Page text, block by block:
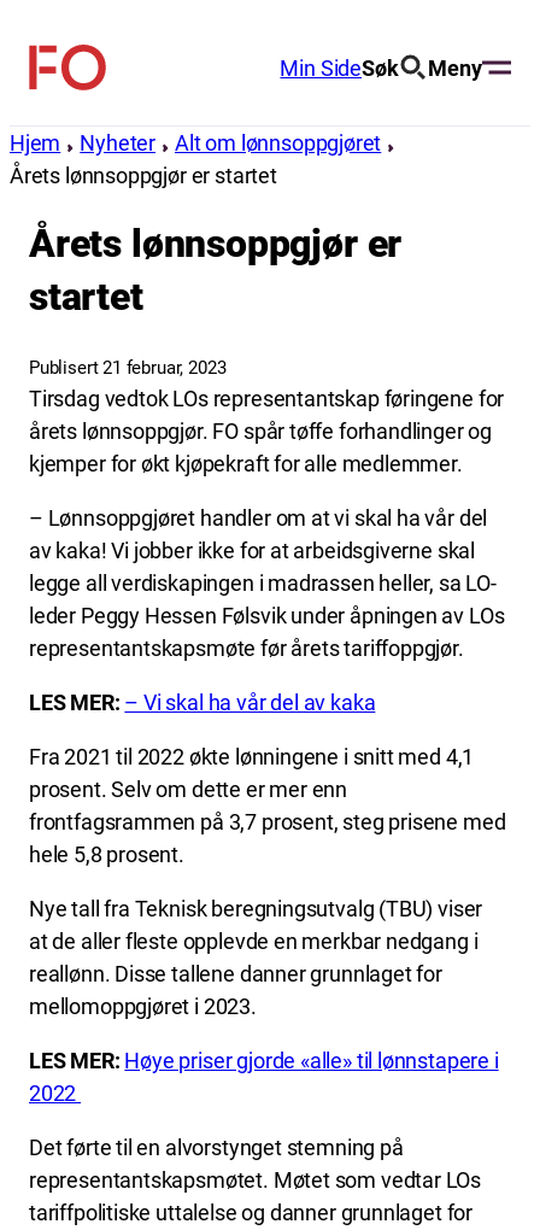
innhold
FO
Min SideSøk Meny
Hjem Nyheter
Alt om lønnsoppgjøret
Årets lønnsoppgjør er startet
Årets lønnsoppgjør er
startet
Publisert 21 februar, 2023
Tirsdag vedtok LOs representantskap føringene for
årets lønnsoppgjør. FO spår tøffe forhandlinger og
kjemper for økt kjøpekraft for alle medlemmer.
– Lønnsoppgjøret handler om at vi skal ha vår del
av kaka! Vi jobber ikke for at arbeidsgiverne skal
legge all verdiskapingen i madrassen heller, sa LO-
leder Peggy Hessen Følsvik under åpningen av LOs
representantskapsmøte før årets tariffoppgjør.
LES MER: – Vi skal ha vår del av kaka
Fra 2021 til 2022 økte lønningene i snitt med 4,1
prosent. Selv om dette er mer enn
frontfagsrammen på 3,7 prosent, steg prisene med
hele 5,8 prosent.
Nye tall fra Teknisk beregningsutvalg (TBU) viser
at de aller fleste opplevde en merkbar nedgang i
reallønn. Disse tallene danner grunnlaget for
mellomoppgjøret i 2023.
LES MER: Høye priser gjorde «alle» til lønnstapere i
2022
Det førte til en alvorstynget stemning på
representantskapsmøtet. Møtet som vedtar LOs
tariffpolitiske uttalelse og danner grunnlaget for